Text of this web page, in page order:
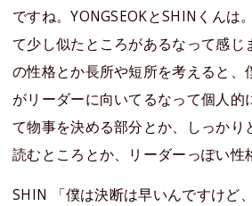
ですね。YONGSEOKとSHINくんは
て少し似たところがあるなって感じ
の性格とか長所や短所を考えると、
がリーダーに向いてるなって個人的
て物事を決める部分とか、しっかり
読むところとか、リーダーっぽい性
SHIN 「僕は決断は早いんですけど